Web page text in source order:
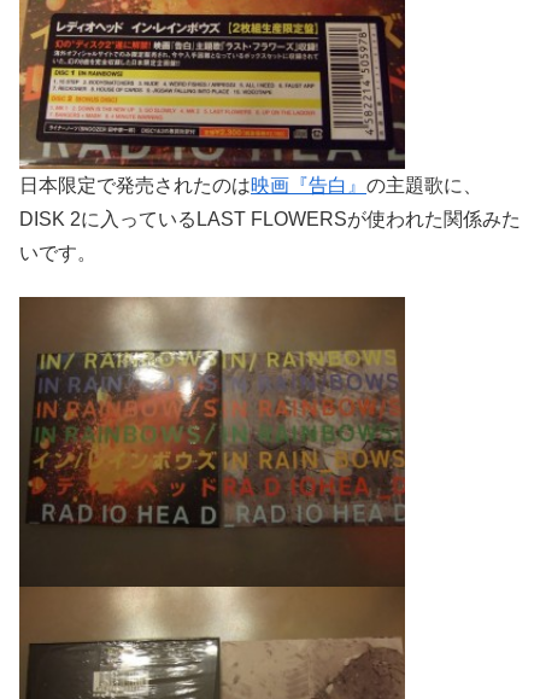
日本限定で発売されたのは映画『告白』 の主題歌に、
DISK 2に入っているLAST FLOWERSが使われた関係みた
いです。